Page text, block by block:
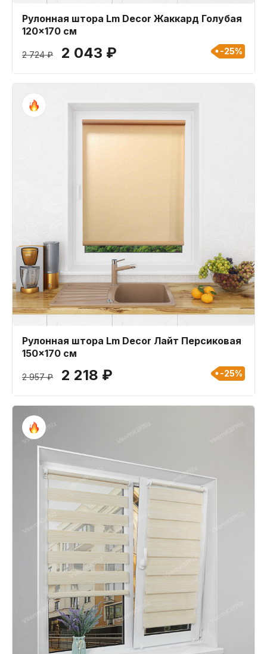
Рулонная штора Lm Decor Жаккард Голубая
120x170 см
2 724 ₽ 2 043 ₽ -25%
Рулонная штора Lm Decor Лайт Персиковая
150x170 см
2 957 ₽ 2 218 ₽ -25%